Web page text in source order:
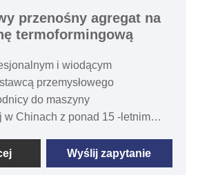
przenośny agregat na
termoformingową
i wiodącym
przemysłowego
do maszyny
w Chinach z ponad 15 -letnim
ton do 60 ton z chłodnicami z
produkcyjną i
Wyślij zapytanie